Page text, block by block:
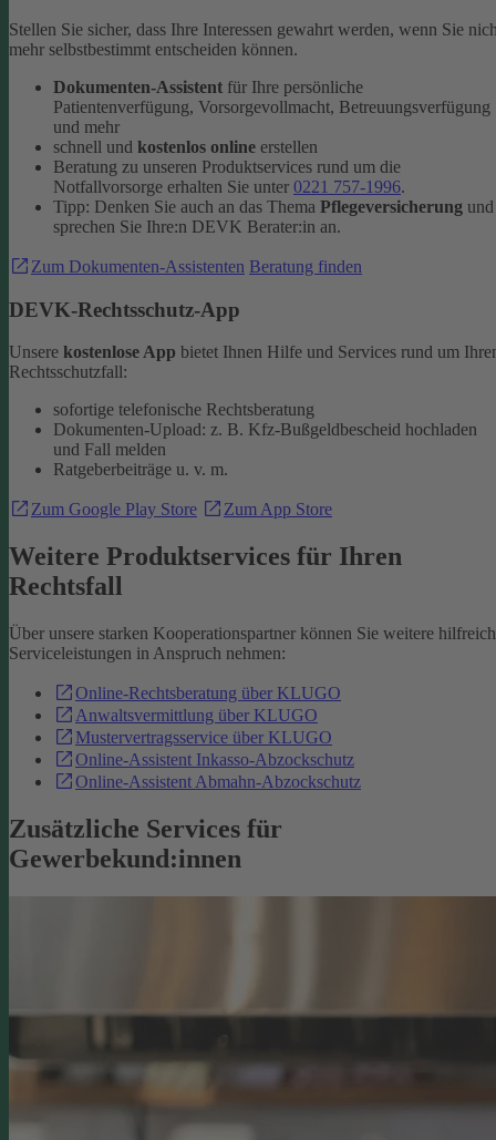
Stellen Sie sicher, dass Ihre Interessen gewahrt werden, wenn Sie
mehr selbstbestimmt entscheiden können.
Dokumenten-Assistent für Ihre persönliche
Patientenverfügung, Vorsorgevollmacht, Betreuungsverfügung
und mehr
schnell und kostenlos online erstellen
Beratung zu unseren Produktservices rund um die
Notfallvorsorge erhalten Sie unter 0221 757-1996.
Tipp: Denken Sie auch an das Thema Pflegeversicherung und
sprechen Sie Ihre:n DEVK Berater:in an.
Zum Dokumenten-Assistenten Beratung finden
DEVK-Rechtsschutz-App
Unsere kostenlose App bietet Ihnen Hilfe und Services rund um
Rechtsschutzfall:
sofortige telefonische Rechtsberatung
Dokumenten-Upload: z. B. Kfz-Bußgeldbescheid hochladen
und Fall melden
Ratgeberbeiträge u. v. m.
Zum Google Play Store Zum App Store
Weitere Produktservices für Ihren
Rechtsfall
Über unsere starken Kooperationspartner können Sie weitere
Serviceleistungen in Anspruch nehmen:
Online-Rechtsberatung über KLUGO
Anwaltsvermittlung über KLUGO
Mustervertragsservice über KLUGO
Online-Assistent Inkasso-Abzockschutz
Online-Assistent Abmahn-Abzockschutz
Zusätzliche Services für
Gewerbekund:innen